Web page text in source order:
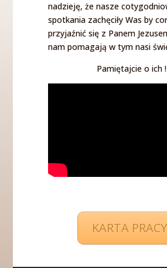
nadzieję, że nasze
spotkania zachęciły Was by
przyjaźnić się z Panem
nam pomagają w tym nasi
Pamiętajcie o ich !
KARTA PRACY